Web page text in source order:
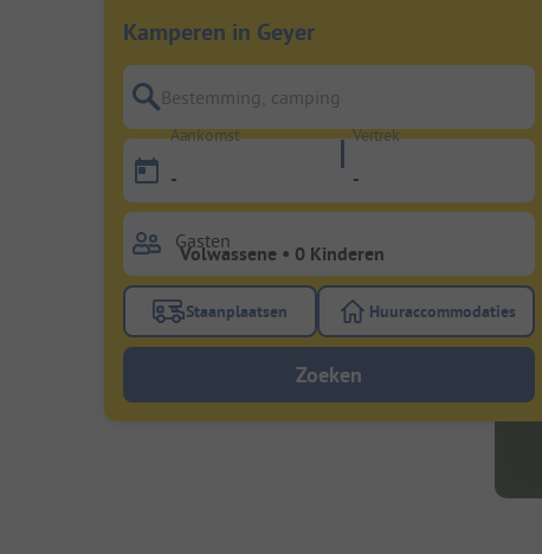
Kamperen in Geyer
Bestemming, camping
Aankomst
-
Vertrek
-
Gasten
Gebruik de filterknop staanplaatsen om te
Staanplaatsen Gebruik de
Huuraccommodaties
Zoeken